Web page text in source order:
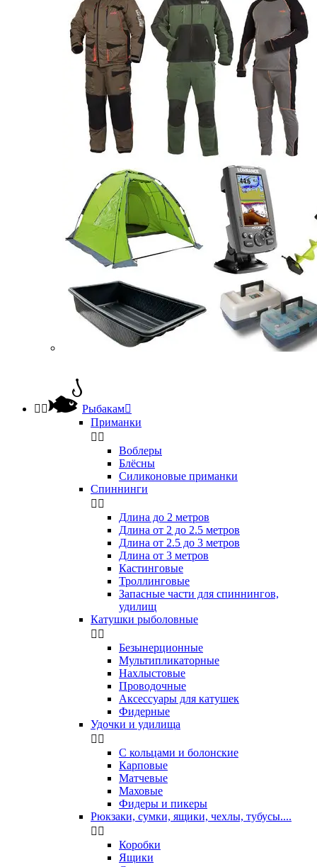
  Рыбакам
Приманки
 
Воблеры
Блёсны
Силиконовые приманки
Спиннинги
 
Длина до 2 метров
Длина от 2 до 2.5 метров
Длина от 2.5 до 3 метров
Длина от 3 метров
Кастинговые
Троллинговые
Запасные части для спиннингов,
удилищ
Катушки рыболовные
 
Безынерционные
Мультипликаторные
Нахлыстовые
Проводочные
Аксессуары для катушек
Фидерные
Удочки и удилища
 
С кольцами и болонские
Карповые
Матчевые
Маховые
Фидеры и пикеры
Рюкзаки, сумки, ящики, чехлы, тубусы....
 
Коробки
Ящики